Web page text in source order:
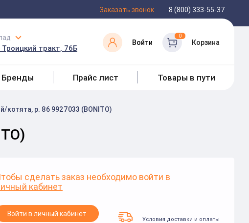
Заказать звонок 8 (800) 333-55-37
тракт, 76Б
Войти
0
Корзина
Бренды Прайс лист Товары в пути
котята, р. 86 9927033 (BONITO)
сделать заказ необходимо войти в
кабинет
Войти в личный кабинет
Условия доставки и оплаты